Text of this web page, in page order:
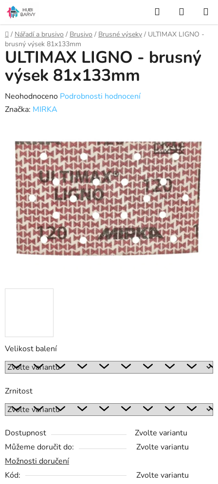
Přejít
na
obsah
Hledat
KOŠÍK
Domů
/ Nářadí a brusivo / Brusivo / Brusné výseky / ULTIMAX LIGNO -
brusný výsek 81x133mm
Velikost balení
Zrnitost
Dostupnost
Zvolte variantu
Můžeme doručit do:
Zvolte variantu
Možnosti doručení
Kód:
Zvolte variantu
ULTIMAX LIGNO - brusný
výsek 81x133mm
Průměrné
hodnocení
0,0
hvězdiček.
Neohodnoceno Podrobnosti hodnocení
Značka: MIRKA